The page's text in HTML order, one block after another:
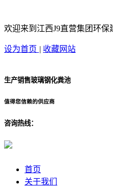
欢迎来到江西J9直营集团环
设为首页 | 收藏网站
生产销售玻璃钢化粪池
值得您信赖的供应商
咨询热线：
首页
关于我们